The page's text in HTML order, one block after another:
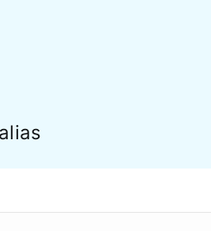
kézikönyv
dokumentáció